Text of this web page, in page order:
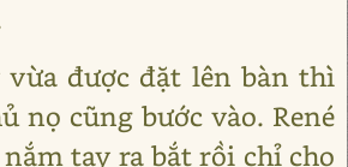
vừa được đặt lên bàn thì
nọ cũng bước vào. René
tay ra bắt rồi chỉ cho